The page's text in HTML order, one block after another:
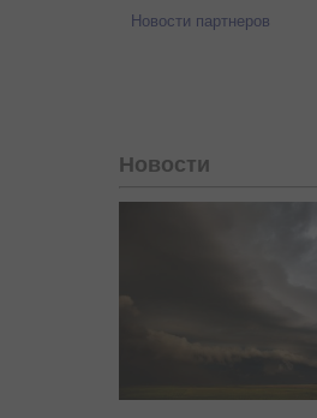
Новости партнеров
Новости